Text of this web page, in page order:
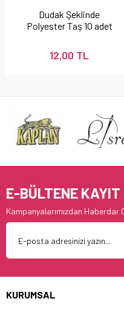
Dudak Şeklinde
Polyester Taş 10 adet
12,00 TL
E-BÜLTENE KAYIT
Kampanyalarımızdan Haberdar
KURUMSAL